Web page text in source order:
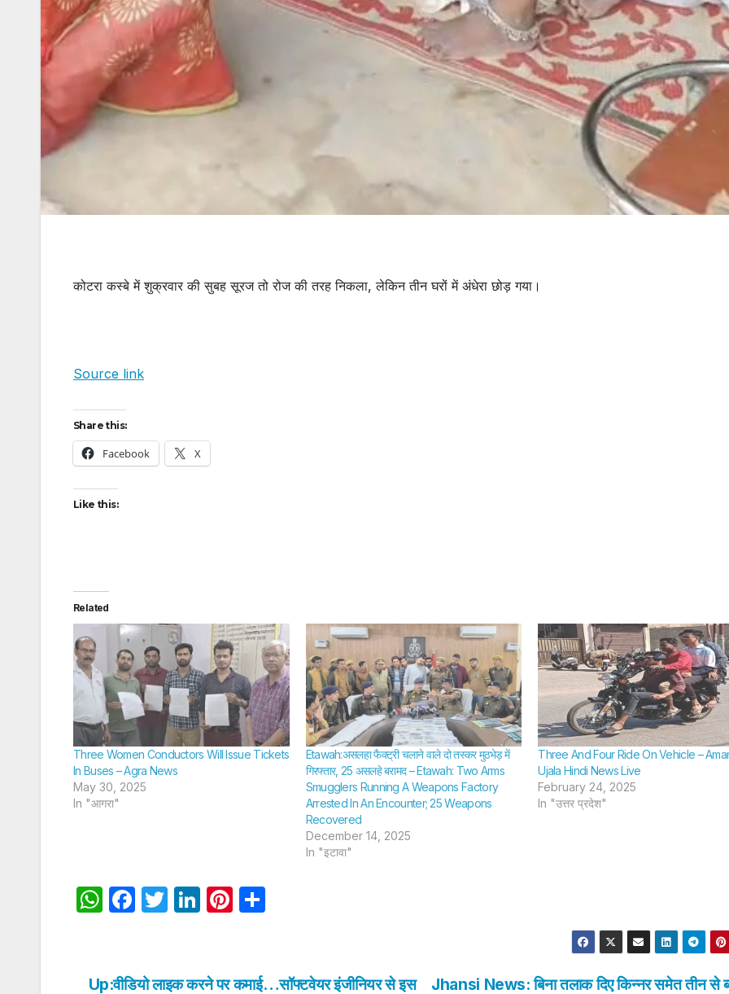
कोटरा कस्बे में शुक्रवार की सुबह सूरज तो रोज की तरह निकला, लेकिन तीन घरों में अंधेरा छोड़ गया।
Source link
Share this:
Facebook X
Like this:
Related
Three Women Conductors Will Issue Tickets
In Buses – Agra News
May 30, 2025
In "आगरा"
Etawah:असलहा फैक्ट्री चलाने वाले दो तस्कर मुठभेड़ में
गिरफ्तार, 25 असलहे बरामद – Etawah: Two Arms
Smugglers Running A Weapons Factory
Arrested In An Encounter; 25 Weapons
Recovered
December 14, 2025
In "इटावा"
Three And Four Ride On Vehicle –
Ujala Hindi News Live
February 24, 2025
In "उत्तर प्रदेश"
W
s
F
e
T
er
Li
e
Pi
e
e
Jhansi News: बिना तलाक दिए किन्नर समेत तीन से
Up:वीडियो लाइक करने पर कमाई…सॉफ्टवेयर इंजीनियर से इस